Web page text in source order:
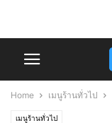
Home เมนูร้านทั่วไป
เมนูร้านทั่วไป